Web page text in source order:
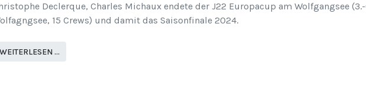
Declerque, Charles Michaux endete der J22 Europacup am Wolfgangsee (3.-
15 Crews) und damit das Saisonfinale 2024.
…